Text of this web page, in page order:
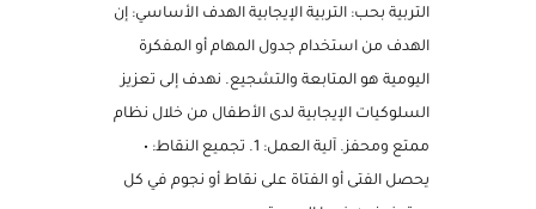
المفكرة اليومية بموضوع النظافة
للناشئة – جدول تحفيزي نظافة شخصية
التربية بحب: التربية الإيجابية الهدف الأساسي: إن
الهدف من استخدام جدول المهام أو المفكرة
اليومية هو المتابعة والتشجيع. نهدف إلى تعزيز
السلوكيات الإيجابية لدى الأطفال من خلال نظام